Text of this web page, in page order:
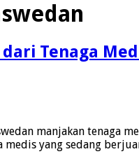
Tenaga
manjakan tenaga
medis yang sedang